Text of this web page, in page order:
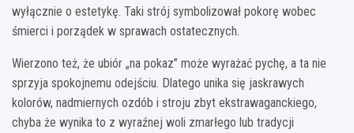
wyłącznie o estetykę. Taki strój symbolizował pokorę wobec
śmierci i porządek w sprawach ostatecznych.
Wierzono też, że ubiór „na pokaz” może wyrażać pychę, a ta nie
sprzyja spokojnemu odejściu. Dlatego unika się jaskrawych
kolorów, nadmiernych ozdób i stroju zbyt ekstrawaganckiego,
chyba że wynika to z wyraźnej woli zmarłego lub tradycji